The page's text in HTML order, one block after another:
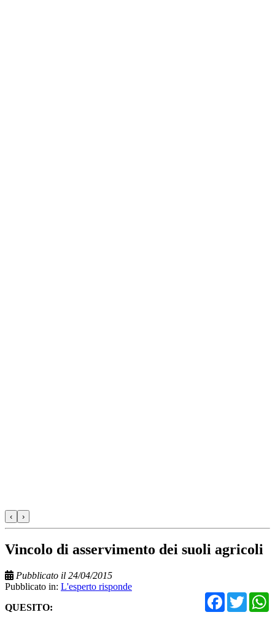
‹ ›
Vincolo di asservimento dei suoli agricoli
Pubblicato il 24/04/2015
Pubblicato in: L'esperto risponde
QUESITO: